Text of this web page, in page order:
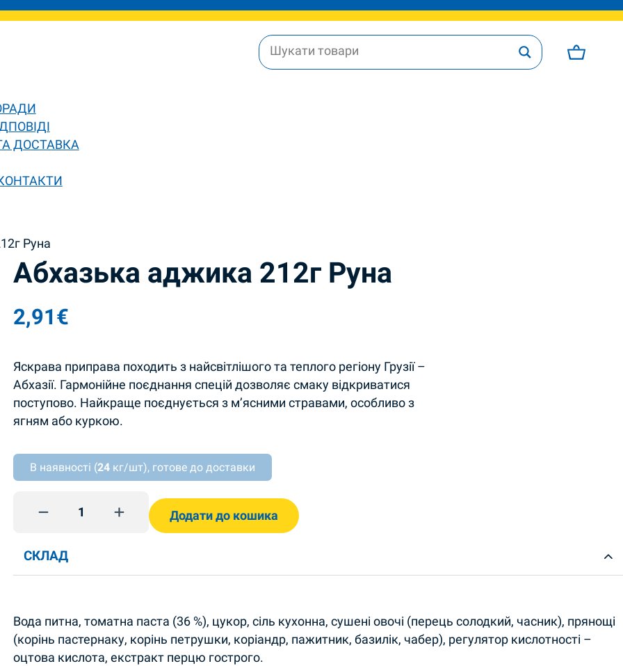
ДОСТАВКА
Руна
Абхазька аджика 212г Руна
2,91€
Яскрава приправа походить з найсвітлішого та теплого регіону Грузії –
Абхазії. Гармонійне поєднання спецій дозволяє смаку відкриватися
поступово. Найкраще поєднується з м’ясними стравами, особливо з
ягням або куркою.
В наявності (24 кг/шт), готове до доставки
Абхазька аджика 212г Руна quantity
Додати до кошика
СКЛАД
Вода питна, томатна паста (36 %), цукор, сіль кухонна, сушені овочі (перець солодкий, часник), прянощі
(корінь пастернаку, корінь петрушки, коріандр, пажитник, базилік, чабер), регулятор кислотності –
оцтова кислота, екстракт перцю гострого.